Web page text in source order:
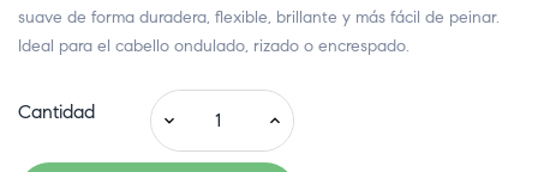
suave de forma duradera, flexible, brillante y más fácil de peinar.
Ideal para el cabello ondulado, rizado o encrespado.
Cantidad